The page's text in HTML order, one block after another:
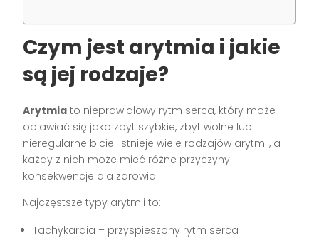
Czym jest arytmia i jakie
są jej rodzaje?
Arytmia to nieprawidłowy rytm serca, który może
objawiać się jako zbyt szybkie, zbyt wolne lub
nieregularne bicie. Istnieje wiele rodzajów arytmii, a
każdy z nich może mieć różne przyczyny i
konsekwencje dla zdrowia.
Najczęstsze typy arytmii to:
Tachykardia – przyspieszony rytm serca